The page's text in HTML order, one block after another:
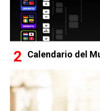
Calendario del